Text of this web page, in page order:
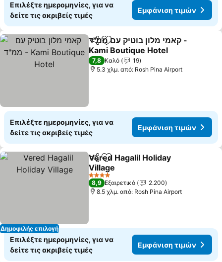
Επιλέξτε ημερομηνίες, για να
δείτε τις ακριβείς τιμές
Εμφάνιση τιμών
Κοινοποίηση
Προσθήκη στα αγαπημένα
קאמי מלון בוטיק עם ממ"ד -
Kami Boutique Hotel
Εμφάνιση τιμών
7,8 Καλό
19
5.3 χλμ. από: Rosh Pina Airport
Επιλέξτε ημερομηνίες, για να
δείτε τις ακριβείς τιμές
Εμφάνιση τιμών
Δημοφιλής επιλογή
Κοινοποίηση
Προσθήκη στα αγαπημένα
Vered Hagalil Holiday
Village
Εμφάνιση τιμών
4 Αστέρια
8,9 Εξαιρετικό
2.200
8.5 χλμ. από: Rosh Pina Airport
Επιλέξτε ημερομηνίες, για να
δείτε τις ακριβείς τιμές
Εμφάνιση τιμών